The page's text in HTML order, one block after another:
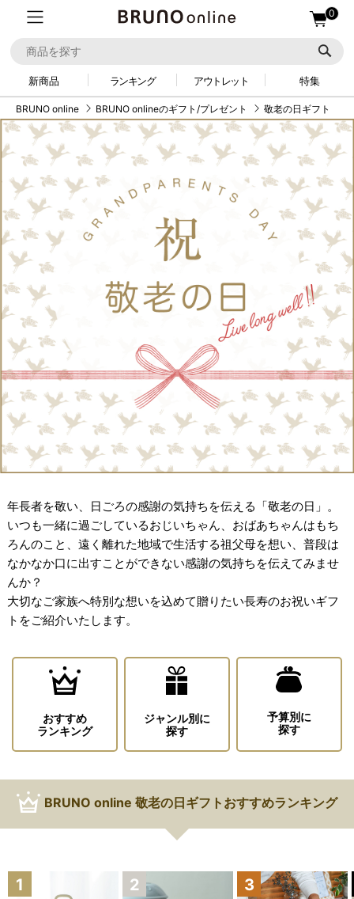
0
新商品 ランキング アウトレット 特集
BRUNO online BRUNO onlineのギフト/プレゼント 敬老の日ギフト
年長者を敬い、日ごろの感謝の気持ちを伝える「敬老の日」。
いつも一緒に過ごしているおじいちゃん、おばあちゃんはもち
ろんのこと、遠く離れた地域で生活する祖父母を想い、普段は
なかなか口に出すことができない感謝の気持ちを伝えてみませ
んか？
大切なご家族へ特別な想いを込めて贈りたい長寿のお祝いギフ
トをご紹介いたします。
おすすめ
ランキング
ジャンル別に
探す
予算別に
探す
BRUNO online 敬老の日ギフトおすすめランキング